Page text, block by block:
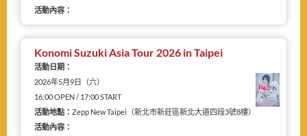
活動內容：
Konomi Suzuki Asia Tour 2026 in Taipei
活動日期：
2026年5月9日（六）
16:00 OPEN / 17:00 START
活動地點： Zepp New Taipei（新北市新莊區新北大道四段3號8樓）
活動內容：